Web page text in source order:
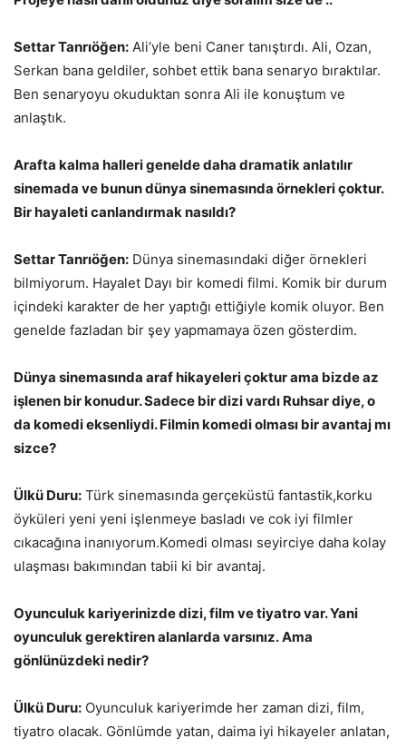
Settar Tanrıöğen: Ali‘yle beni Caner tanıştırdı. Ali, Ozan,
Serkan bana geldiler, sohbet ettik bana senaryo bıraktılar.
Ben senaryoyu okuduktan sonra Ali ile konuştum ve
anlaştık.
Arafta kalma halleri genelde daha dramatik anlatılır
sinemada ve bunun dünya sinemasında örnekleri çoktur.
Bir hayaleti canlandırmak nasıldı?
Settar Tanrıöğen: Dünya sinemasındaki diğer örnekleri
bilmiyorum. Hayalet Dayı bir komedi filmi. Komik bir durum
içindeki karakter de her yaptığı ettiğiyle komik oluyor. Ben
genelde fazladan bir şey yapmamaya özen gösterdim.
Dünya sinemasında araf hikayeleri çoktur ama bizde az
işlenen bir konudur. Sadece bir dizi vardı Ruhsar diye, o
da komedi eksenliydi. Filmin komedi olması bir avantaj mı
sizce?
Ülkü Duru: Türk sinemasında gerçeküstü fantastik,korku
öyküleri yeni yeni işlenmeye basladı ve cok iyi filmler
cıkacağına inanıyorum.Komedi olması seyirciye daha kolay
ulaşması bakımından tabii ki bir avantaj.
Oyunculuk kariyerinizde dizi, film ve tiyatro var. Yani
oyunculuk gerektiren alanlarda varsınız. Ama
gönlünüzdeki nedir?
Ülkü Duru: Oyunculuk kariyerimde her zaman dizi, film,
tiyatro olacak. Gönlümde yatan, daima iyi hikayeler anlatan,